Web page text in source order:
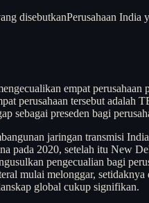
disebutkanPerusahaan India
empat
perusahaan tersebut
sebagai preseden bagi
jaringan transmisi
pada 2020, setelah itu New
pengecualian bagi
mulai melonggar,
global cukup signifikan.